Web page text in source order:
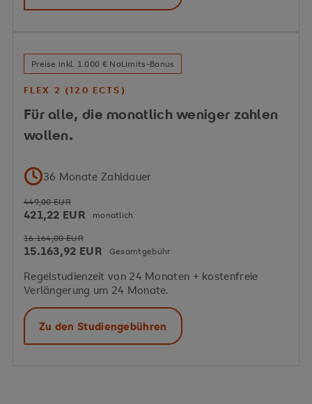
Preise inkl. 1.000 € NoLimits-Bonus
FLEX 2 (120 ECTS)
Für alle, die monatlich weniger zahlen
wollen.
36 Monate Zahldauer
449,00 EUR
421,22 EUR monatlich
16.164,00 EUR
15.163,92 EUR Gesamtgebühr
Regelstudienzeit von 24 Monaten + kostenfreie
Verlängerung um 24 Monate.
Zu den Studiengebühren